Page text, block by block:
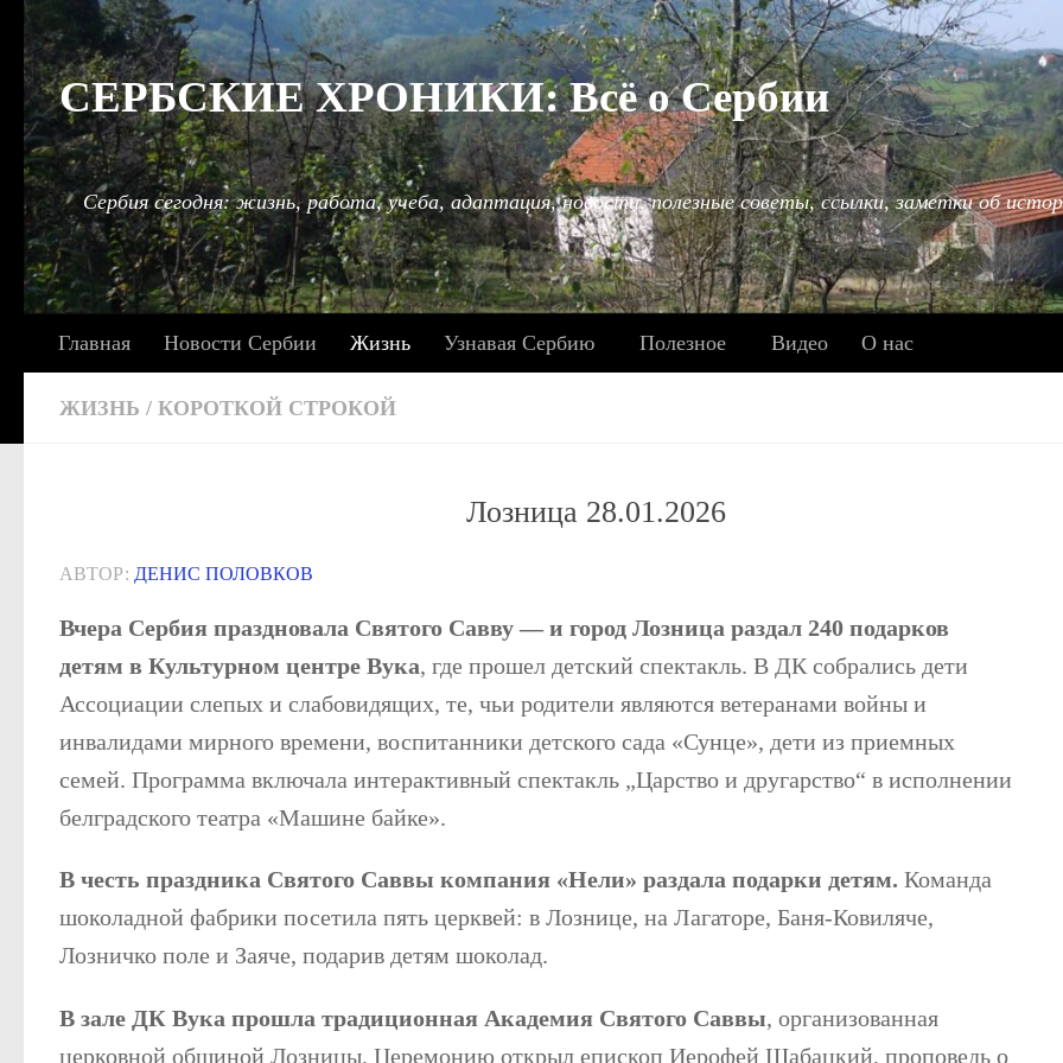
Под записью
СЕРБСКИЕ ХРОНИКИ: Всё о Сербии
Сербия сегодня: жизнь, работа, учеба, адаптация, новости, полезные советы, ссылки, заметки об
Главная Новости Сербии Жизнь Узнавая Сербию Полезное Видео О нас
ЖИЗНЬ / КОРОТКОЙ СТРОКОЙ
Лозница 28.01.2026
АВТОР: ДЕНИС ПОЛОВКОВ
Вчера Сербия праздновала Святого Савву — и город Лозница раздал 240 подарков
детям в Культурном центре Вука, где прошел детский спектакль. В ДК собрались дети
Ассоциации слепых и слабовидящих, те, чьи родители являются ветеранами войны и
инвалидами мирного времени, воспитанники детского сада «Сунце», дети из приемных
семей. Программа включала интерактивный спектакль „Царство и другарство“ в исполнении
белградского театра «Машине байке».
В честь праздника Святого Саввы компания «Нели» раздала подарки детям. Команда
шоколадной фабрики посетила пять церквей: в Лознице, на Лагаторе, Баня-Ковиляче,
Лозничко поле и Заяче, подарив детям шоколад.
В зале ДК Вука прошла традиционная Академия Святого Саввы, организованная
церковной общиной Лозницы. Церемонию открыл епископ Иерофей Шабацкий, проповедь о